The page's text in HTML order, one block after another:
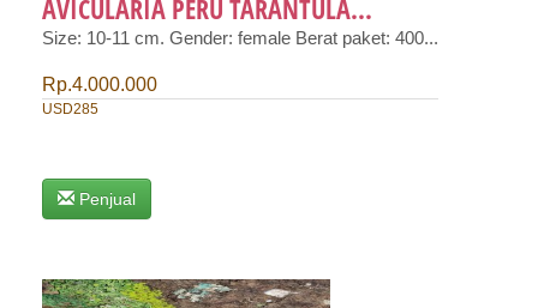
AVICULARIA PERU TARANTULA...
Size: 10-11 cm. Gender: female Berat paket: 400...
Rp.4.000.000
USD285
Penjual